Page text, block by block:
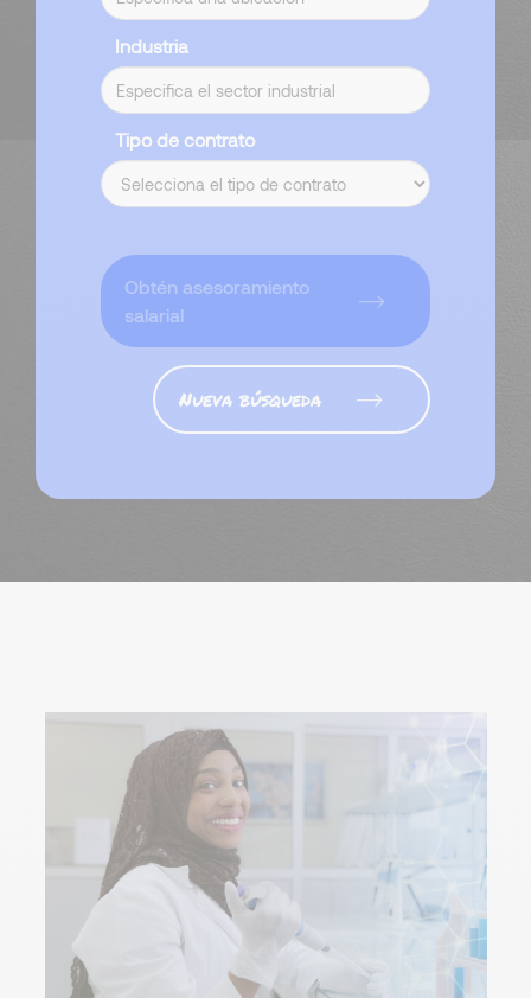
Industria
Tipo de contrato
Obtén asesoramiento
salarial
Nueva búsqueda